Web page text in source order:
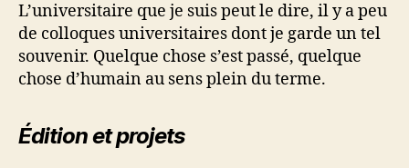
L’universitaire que je suis peut le dire, il y a peu
de colloques universitaires dont je garde un tel
souvenir. Quelque chose s’est passé, quelque
chose d’humain au sens plein du terme.
Édition et projets